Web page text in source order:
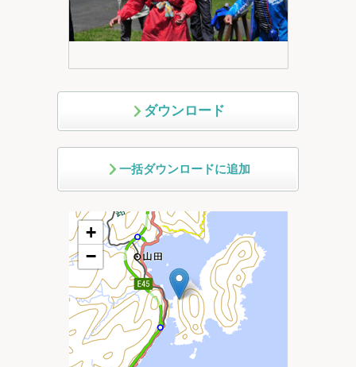
ダウンロード
一括ダウンロードに追加
+
−